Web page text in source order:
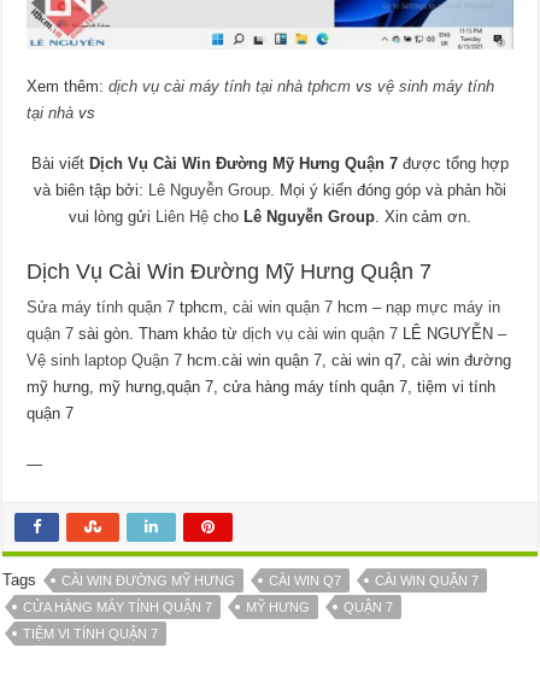
Xem thêm:dịch vụ cài máy tính tại nhà tphcm vsvệ sinh máy tính
tại nhà vs
Bài viết Dịch Vụ Cài Win Đường Mỹ Hưng Quận 7 được tổng hợp
và biên tập bởi: Lê Nguyễn Group. Mọi ý kiến đóng góp và phản hồi
vui lòng gửi Liên Hệcho Lê Nguyễn Group. Xin cảm ơn.
Dịch Vụ Cài Win Đường Mỹ Hưng Quận 7
Sửa máy tính quận 7 tphcm,cài win quận 7 hcm – nạp mực máy in
quận 7 sài gòn. Tham khảo từdịch vụ cài win quận 7 LÊ NGUYỄN –
Vệ sinh laptop Quận 7 hcm.cài win quận 7, cài win q7, cài win đường
mỹ hưng, mỹ hưng,quận 7, cửa hàng máy tính quận 7, tiệm vi tính
quận 7
—
Tags CÀI WIN ĐƯỜNG MỸ HƯNG CÀI WIN Q7
CÀI WIN QUẬN 7
CỬA HÀNG MÁY TÍNH QUẬN 7
MỸ HƯNG
QUẬN 7
TIỆM VI TÍNH QUẬN 7